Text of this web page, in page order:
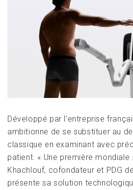
Développé par l’entreprise
ambitionne de se substituer au
classique en examinant avec
patient. « Une première mondiale
Khachlouf, cofondateur et PDG
présente sa solution